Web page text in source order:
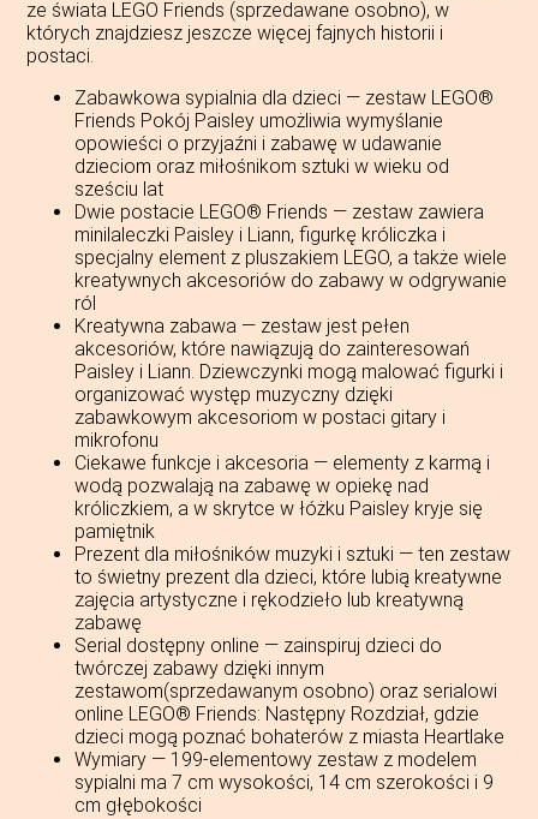
ze świata LEGO Friends (sprzedawane osobno), w
których znajdziesz jeszcze więcej fajnych historii i
postaci.
Zabawkowa sypialnia dla dzieci — zestaw LEGO®
Friends Pokój Paisley umożliwia wymyślanie
opowieści o przyjaźni i zabawę w udawanie
dzieciom oraz miłośnikom sztuki w wieku od
sześciu lat
Dwie postacie LEGO® Friends — zestaw zawiera
minilaleczki Paisley i Liann, figurkę króliczka i
specjalny element z pluszakiem LEGO, a także wiele
kreatywnych akcesoriów do zabawy w odgrywanie
ról
Kreatywna zabawa — zestaw jest pełen
akcesoriów, które nawiązują do zainteresowań
Paisley i Liann. Dziewczynki mogą malować figurki i
organizować występ muzyczny dzięki
zabawkowym akcesoriom w postaci gitary i
mikrofonu
Ciekawe funkcje i akcesoria — elementy z karmą i
wodą pozwalają na zabawę w opiekę nad
króliczkiem, a w skrytce w łóżku Paisley kryje się
pamiętnik
Prezent dla miłośników muzyki i sztuki — ten zestaw
to świetny prezent dla dzieci, które lubią kreatywne
zajęcia artystyczne i rękodzieło lub kreatywną
zabawę
Serial dostępny online — zainspiruj dzieci do
twórczej zabawy dzięki innym
zestawom(sprzedawanym osobno) oraz serialowi
online LEGO® Friends: Następny Rozdział, gdzie
dzieci mogą poznać bohaterów z miasta Heartlake
Wymiary — 199-elementowy zestaw z modelem
sypialni ma 7 cm wysokości, 14 cm szerokości i 9
cm głębokości